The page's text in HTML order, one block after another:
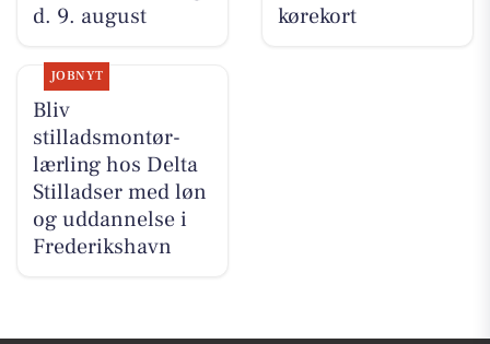
d. 9. august
kørekort
JOBNYT
Bliv
stilladsmontør-
lærling hos Delta
Stilladser med løn
og uddannelse i
Frederikshavn